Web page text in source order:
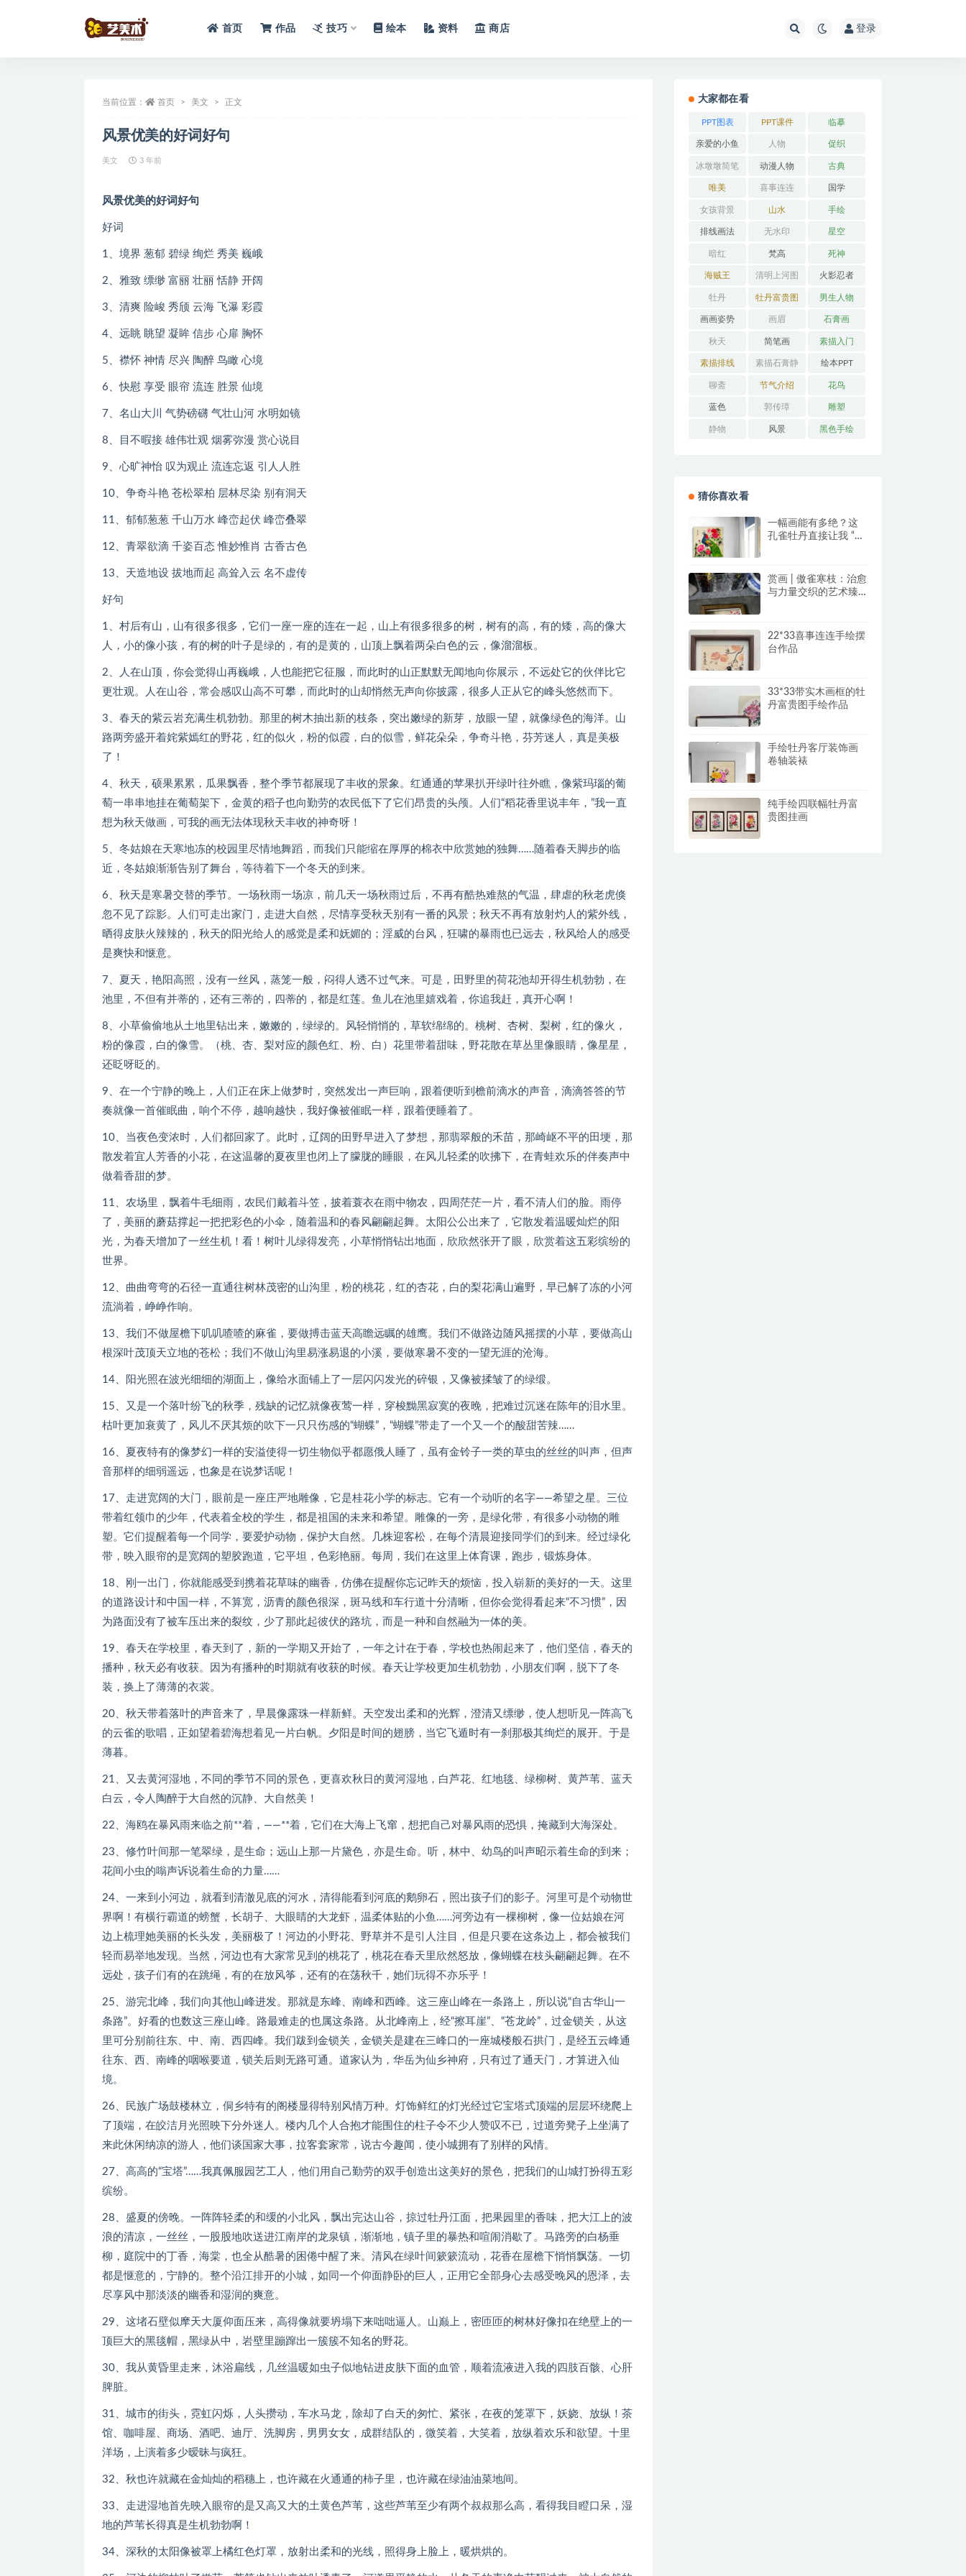
首页 作品 技巧 绘本 资料 商店 登录
当前位置： 首页 美文 正文
风景优美的好词好句
美文 3 年前
风景优美的好词好句
好词
1、境界 葱郁 碧绿 绚烂 秀美 巍峨
2、雅致 缥缈 富丽 壮丽 恬静 开阔
3、清爽 险峻 秀颀 云海 飞瀑 彩霞
4、远眺 眺望 凝眸 信步 心扉 胸怀
5、襟怀 神情 尽兴 陶醉 鸟瞰 心境
6、快慰 享受 眼帘 流连 胜景 仙境
7、名山大川 气势磅礴 气壮山河 水明如镜
8、目不暇接 雄伟壮观 烟雾弥漫 赏心说目
9、心旷神怡 叹为观止 流连忘返 引人人胜
10、争奇斗艳 苍松翠柏 层林尽染 别有洞天
11、郁郁葱葱 千山万水 峰峦起伏 峰峦叠翠
12、青翠欲滴 千姿百态 惟妙惟肖 古香古色
13、天造地设 拔地而起 高耸入云 名不虚传
好句
1、村后有山，山有很多很多，它们一座一座的连在一起，山上有很多很多的树，树有的高，有的矮，高的像大
人，小的像小孩，有的树的叶子是绿的，有的是黄的，山顶上飘着两朵白色的云，像溜溜板。
2、人在山顶，你会觉得山再巍峨，人也能把它征服，而此时的山正默默无闻地向你展示，不远处它的伙伴比它
更壮观。人在山谷，常会感叹山高不可攀，而此时的山却悄然无声向你披露，很多人正从它的峰头悠然而下。
3、春天的紫云岩充满生机勃勃。那里的树木抽出新的枝条，突出嫩绿的新芽，放眼一望，就像绿色的海洋。山
路两旁盛开着姹紫嫣红的野花，红的似火，粉的似霞，白的似雪，鲜花朵朵，争奇斗艳，芬芳迷人，真是美极
了！
4、秋天，硕果累累，瓜果飘香，整个季节都展现了丰收的景象。红通通的苹果扒开绿叶往外瞧，像紫玛瑙的葡
萄一串串地挂在葡萄架下，金黄的稻子也向勤劳的农民低下了它们昂贵的头颅。人们“稻花香里说丰年，”我一直
想为秋天做画，可我的画无法体现秋天丰收的神奇呀！
5、冬姑娘在天寒地冻的校园里尽情地舞蹈，而我们只能缩在厚厚的棉衣中欣赏她的独舞……随着春天脚步的临
近，冬姑娘渐渐告别了舞台，等待着下一个冬天的到来。
6、秋天是寒暑交替的季节。一场秋雨一场凉，前几天一场秋雨过后，不再有酷热难熬的气温，肆虐的秋老虎倏
忽不见了踪影。人们可走出家门，走进大自然，尽情享受秋天别有一番的风景；秋天不再有放射灼人的紫外线，
晒得皮肤火辣辣的，秋天的阳光给人的感觉是柔和妩媚的；淫威的台风，狂啸的暴雨也已远去，秋风给人的感受
是爽快和惬意。
7、夏天，艳阳高照，没有一丝风，蒸笼一般，闷得人透不过气来。可是，田野里的荷花池却开得生机勃勃，在
池里，不但有并蒂的，还有三蒂的，四蒂的，都是红莲。鱼儿在池里嬉戏着，你追我赶，真开心啊！
8、小草偷偷地从土地里钻出来，嫩嫩的，绿绿的。风轻悄悄的，草软绵绵的。桃树、杏树、梨树，红的像火，
粉的像霞，白的像雪。（桃、杏、梨对应的颜色红、粉、白）花里带着甜味，野花散在草丛里像眼睛，像星星，
还眨呀眨的。
9、在一个宁静的晚上，人们正在床上做梦时，突然发出一声巨响，跟着便听到檐前滴水的声音，滴滴答答的节
奏就像一首催眠曲，响个不停，越响越快，我好像被催眠一样，跟着便睡着了。
10、当夜色变浓时，人们都回家了。此时，辽阔的田野早进入了梦想，那翡翠般的禾苗，那崎岖不平的田埂，那
散发着宜人芳香的小花，在这温馨的夏夜里也闭上了朦胧的睡眼，在风儿轻柔的吹拂下，在青蛙欢乐的伴奏声中
做着香甜的梦。
11、农场里，飘着牛毛细雨，农民们戴着斗笠，披着蓑衣在雨中物农，四周茫茫一片，看不清人们的脸。雨停
了，美丽的蘑菇撑起一把把彩色的小伞，随着温和的春风翩翩起舞。太阳公公出来了，它散发着温暖灿烂的阳
光，为春天增加了一丝生机！看！树叶儿绿得发亮，小草悄悄钻出地面，欣欣然张开了眼，欣赏着这五彩缤纷的
世界。
12、曲曲弯弯的石径一直通往树林茂密的山沟里，粉的桃花，红的杏花，白的梨花满山遍野，早已解了冻的小河
流淌着，峥峥作响。
13、我们不做屋檐下叽叽喳喳的麻雀，要做搏击蓝天高瞻远瞩的雄鹰。我们不做路边随风摇摆的小草，要做高山
根深叶茂顶天立地的苍松；我们不做山沟里易涨易退的小溪，要做寒暑不变的一望无涯的沧海。
14、阳光照在波光细细的湖面上，像给水面铺上了一层闪闪发光的碎银，又像被揉皱了的绿缎。
15、又是一个落叶纷飞的秋季，残缺的记忆就像夜莺一样，穿梭黝黑寂寞的夜晚，把难过沉迷在陈年的泪水里。
枯叶更加衰黄了，风儿不厌其烦的吹下一只只伤感的“蝴蝶”，“蝴蝶”带走了一个又一个的酸甜苦辣……
16、夏夜特有的像梦幻一样的安溢使得一切生物似乎都愿俄人睡了，虽有金铃子一类的草虫的丝丝的叫声，但声
音那样的细弱遥远，也象是在说梦话呢！
17、走进宽阔的大门，眼前是一座庄严地雕像，它是桂花小学的标志。它有一个动听的名字——希望之星。三位
带着红领巾的少年，代表着全校的学生，都是祖国的未来和希望。雕像的一旁，是绿化带，有很多小动物的雕
塑。它们提醒着每一个同学，要爱护动物，保护大自然。几株迎客松，在每个清晨迎接同学们的到来。经过绿化
带，映入眼帘的是宽阔的塑胶跑道，它平坦，色彩艳丽。每周，我们在这里上体育课，跑步，锻炼身体。
18、刚一出门，你就能感受到携着花草味的幽香，仿佛在提醒你忘记昨天的烦恼，投入崭新的美好的一天。这里
的道路设计和中国一样，不算宽，沥青的颜色很深，斑马线和车行道十分清晰，但你会觉得看起来“不习惯”，因
为路面没有了被车压出来的裂纹，少了那此起彼伏的路坑，而是一种和自然融为一体的美。
19、春天在学校里，春天到了，新的一学期又开始了，一年之计在于春，学校也热闹起来了，他们坚信，春天的
播种，秋天必有收获。因为有播种的时期就有收获的时候。春天让学校更加生机勃勃，小朋友们啊，脱下了冬
装，换上了薄薄的衣裳。
20、秋天带着落叶的声音来了，早晨像露珠一样新鲜。天空发出柔和的光辉，澄清又缥缈，使人想听见一阵高飞
的云雀的歌唱，正如望着碧海想着见一片白帆。夕阳是时间的翅膀，当它飞遁时有一刹那极其绚烂的展开。于是
薄暮。
21、又去黄河湿地，不同的季节不同的景色，更喜欢秋日的黄河湿地，白芦花、红地毯、绿柳树、黄芦苇、蓝天
白云，令人陶醉于大自然的沉静、大自然美！
22、海鸥在暴风雨来临之前**着，——**着，它们在大海上飞窜，想把自己对暴风雨的恐惧，掩藏到大海深处。
23、修竹叶间那一笔翠绿，是生命；远山上那一片黛色，亦是生命。听，林中、幼鸟的叫声昭示着生命的到来；
花间小虫的嗡声诉说着生命的力量……
24、一来到小河边，就看到清澈见底的河水，清得能看到河底的鹅卵石，照出孩子们的影子。河里可是个动物世
界啊！有横行霸道的螃蟹，长胡子、大眼睛的大龙虾，温柔体贴的小鱼……河旁边有一棵柳树，像一位姑娘在河
边上梳理她美丽的长头发，美丽极了！河边的小野花、野草并不是引人注目，但是只要在这条边上，都会被我们
轻而易举地发现。当然，河边也有大家常见到的桃花了，桃花在春天里欣然怒放，像蝴蝶在枝头翩翩起舞。在不
远处，孩子们有的在跳绳，有的在放风筝，还有的在荡秋千，她们玩得不亦乐乎！
25、游完北峰，我们向其他山峰进发。那就是东峰、南峰和西峰。这三座山峰在一条路上，所以说“自古华山一
条路”。好看的也数这三座山峰。路最难走的也属这条路。从北峰南上，经“擦耳崖”、“苍龙岭”，过金锁关，从这
里可分别前往东、中、南、西四峰。我们跋到金锁关，金锁关是建在三峰口的一座城楼般石拱门，是经五云峰通
往东、西、南峰的咽喉要道，锁关后则无路可通。道家认为，华岳为仙乡神府，只有过了通天门，才算进入仙
境。
26、民族广场鼓楼林立，侗乡特有的阁楼显得特别风情万种。灯饰鲜红的灯光经过它宝塔式顶端的层层环绕爬上
了顶端，在皎洁月光照映下分外迷人。楼内几个人合抱才能围住的柱子令不少人赞叹不已，过道旁凳子上坐满了
来此休闲纳凉的游人，他们谈国家大事，拉客套家常，说古今趣闻，使小城拥有了别样的风情。
27、高高的“宝塔”……我真佩服园艺工人，他们用自己勤劳的双手创造出这美好的景色，把我们的山城打扮得五彩
缤纷。
28、盛夏的傍晚。一阵阵轻柔的和缓的小北风，飘出完达山谷，掠过牡丹江面，把果园里的香味，把大江上的波
浪的清凉，一丝丝，一股股地吹送进江南岸的龙泉镇，渐渐地，镇子里的暴热和喧闹消歇了。马路旁的白杨垂
柳，庭院中的丁香，海棠，也全从酷暑的困倦中醒了来。清风在绿叶间簌簌流动，花香在屋檐下悄悄飘荡。一切
都是惬意的，宁静的。整个沿江排开的小城，如同一个仰面静卧的巨人，正用它全部身心去感受晚风的恩泽，去
尽享风中那淡淡的幽香和湿润的爽意。
29、这堵石壁似摩天大厦仰面压来，高得像就要坍塌下来咄咄逼人。山巅上，密匝匝的树林好像扣在绝壁上的一
顶巨大的黑毯帽，黑绿从中，岩壁里蹦蹿出一簇簇不知名的野花。
30、我从黄昏里走来，沐浴扁线，几丝温暖如虫子似地钻进皮肤下面的血管，顺着流液进入我的四肢百骸、心肝
脾脏。
31、城市的街头，霓虹闪烁，人头攒动，车水马龙，除却了白天的匆忙、紧张，在夜的笼罩下，妖娆、放纵！茶
馆、咖啡屋、商场、酒吧、迪厅、洗脚房，男男女女，成群结队的，微笑着，大笑着，放纵着欢乐和欲望。十里
洋场，上演着多少暧昧与疯狂。
32、秋也许就藏在金灿灿的稻穗上，也许藏在火通通的柿子里，也许藏在绿油油菜地间。
33、走进湿地首先映入眼帘的是又高又大的土黄色芦苇，这些芦苇至少有两个叔叔那么高，看得我目瞪口呆，湿
地的芦苇长得真是生机勃勃啊！
34、深秋的太阳像被罩上橘红色灯罩，放射出柔和的光线，照得身上脸上，暖烘烘的。
大家都在看
PPT图表 PPT课件 临摹
亲爱的小鱼 人物 促织
冰墩墩简笔
画
动漫人物 古典
唯美 喜事连连 国学
女孩背景 山水 手绘
排线画法 无水印 星空
暗红 梵高 死神
海贼王 清明上河图 火影忍者
牡丹 牡丹富贵图 男生人物
画画姿势 画眉 石膏画
秋天 简笔画 素描入门
素描排线 素描石膏静
物
绘本PPT
聊斋 节气介绍 花鸟
蓝色 郭传璋 雕塑
静物 风景 黑色手绘
猜你喜欢看
一幅画能有多绝？这
孔雀牡丹直接让我 “哇
赏画 | 傲雀寒枝：治愈
与力量交织的艺术臻
22*33喜事连连手绘摆
台作品
33*33带实木画框的牡
丹富贵图手绘作品
手绘牡丹客厅装饰画
卷轴装裱
纯手绘四联幅牡丹富
贵图挂画